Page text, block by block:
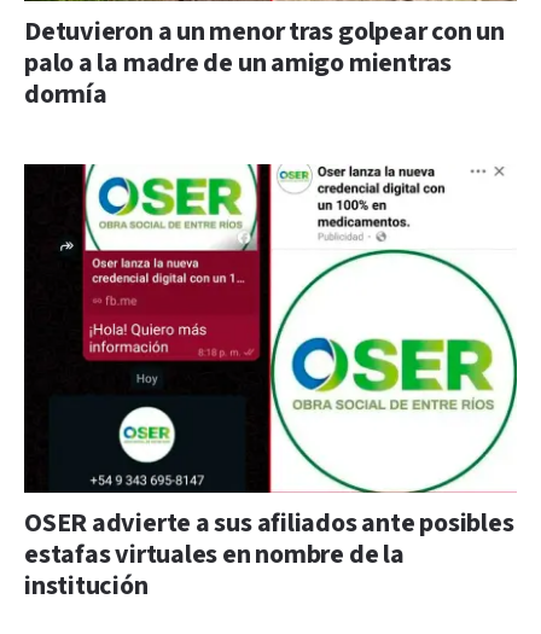
Detuvieron a un menor tras golpear con un
palo a la madre de un amigo mientras
dormía
OSER advierte a sus afiliados ante posibles
estafas virtuales en nombre de la
institución